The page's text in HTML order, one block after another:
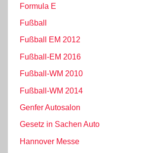
Formula E
Fußball
Fußball EM 2012
Fußball-EM 2016
Fußball-WM 2010
Fußball-WM 2014
Genfer Autosalon
Gesetz in Sachen Auto
Hannover Messe